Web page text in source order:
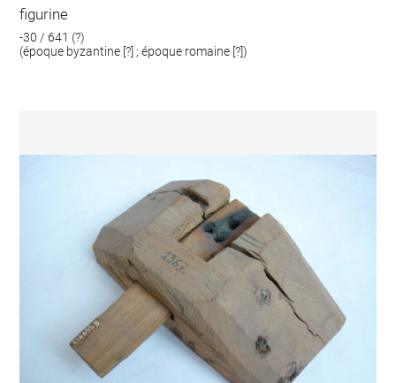
figurine
-30 / 641 (?)
(époque byzantine [?] ; époque romaine [?])